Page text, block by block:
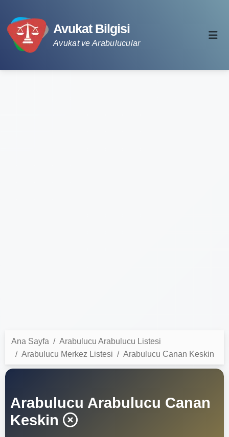
Avukat Bilgisi
Avukat ve Arabulucular
Ana Sayfa
Arabulucu Arabulucu Listesi
Arabulucu Merkez Listesi
Arabulucu Canan Keskin
Arabulucu Arabulucu Canan
Keskin